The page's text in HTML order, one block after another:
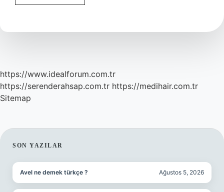
kanseri
belli
https://www.idealforum.com.tr
https://serenderahsap.com.tr https://medihair.com.tr
Sitemap
SIDEBAR
SON YAZILAR
Avel ne demek türkçe ? Ağustos 5, 2026